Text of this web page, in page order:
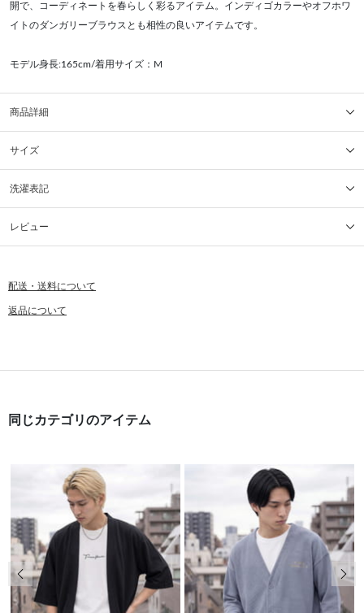
開で、コーディネートを春らしく彩るアイテム。インディゴカラーやオフホワ
イトのダンガリーブラウスとも相性の良いアイテムです。
モデル身長:165cm/着用サイズ：M
商品詳細
サイズ
洗濯表記
レビュー
配送・送料について
返品について
同じカテゴリのアイテム
前の画像 次